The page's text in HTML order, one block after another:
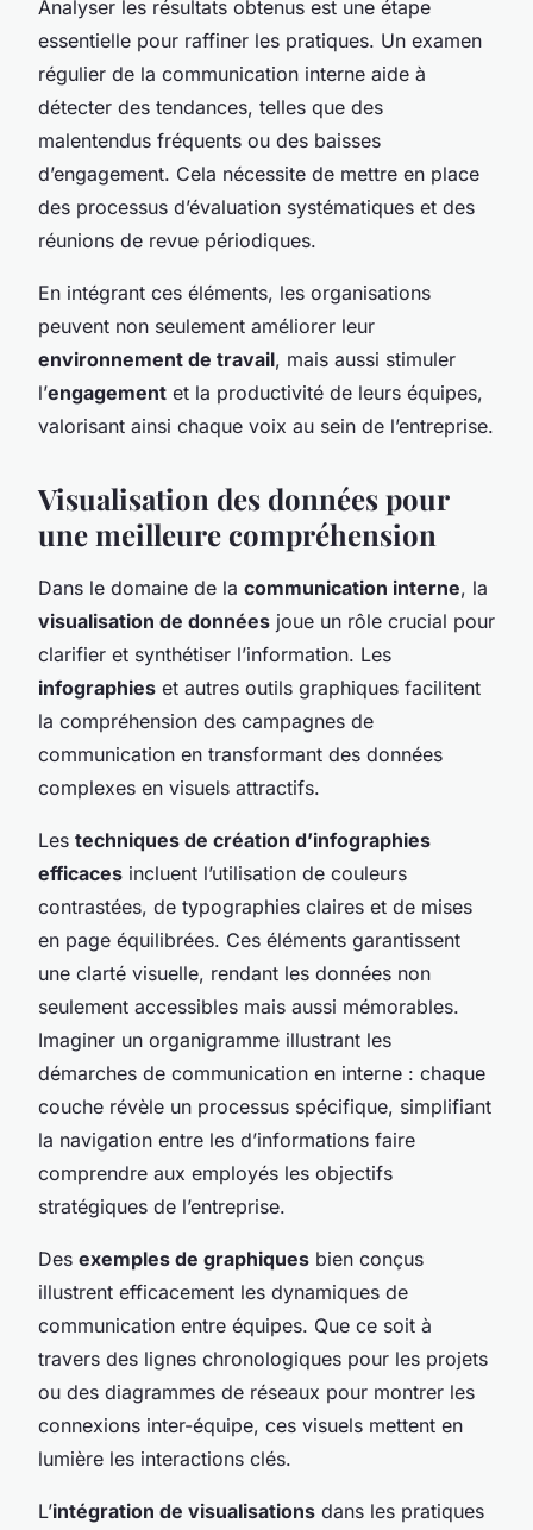
Analyser les résultats obtenus est une étape
essentielle pour raffiner les pratiques. Un examen
régulier de la communication interne aide à
détecter des tendances, telles que des
malentendus fréquents ou des baisses
d’engagement. Cela nécessite de mettre en place
des processus d’évaluation systématiques et des
réunions de revue périodiques.
En intégrant ces éléments, les organisations
peuvent non seulement améliorer leur
environnement de travail, mais aussi stimuler
l’engagement et la productivité de leurs équipes,
valorisant ainsi chaque voix au sein de l’entreprise.
Visualisation des données pour
une meilleure compréhension
Dans le domaine de la communication interne, la
visualisation de données joue un rôle crucial pour
clarifier et synthétiser l’information. Les
infographies et autres outils graphiques facilitent
la compréhension des campagnes de
communication en transformant des données
complexes en visuels attractifs.
Les techniques de création d’infographies
efficaces incluent l’utilisation de couleurs
contrastées, de typographies claires et de mises
en page équilibrées. Ces éléments garantissent
une clarté visuelle, rendant les données non
seulement accessibles mais aussi mémorables.
Imaginer un organigramme illustrant les
démarches de communication en interne : chaque
couche révèle un processus spécifique, simplifiant
la navigation entre les d’informations faire
comprendre aux employés les objectifs
stratégiques de l’entreprise.
Des exemples de graphiques bien conçus
illustrent efficacement les dynamiques de
communication entre équipes. Que ce soit à
travers des lignes chronologiques pour les projets
ou des diagrammes de réseaux pour montrer les
connexions inter-équipe, ces visuels mettent en
lumière les interactions clés.
L’intégration de visualisations dans les pratiques